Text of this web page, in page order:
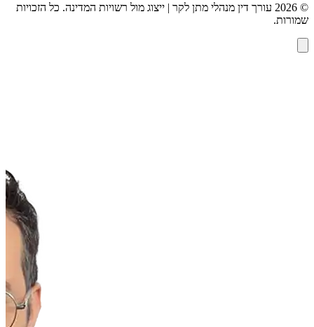
©
2026 עורך דין מנהלי מתן לקר | ייצוג מול רשויות המדינה. כל הזכויות
שמורות.